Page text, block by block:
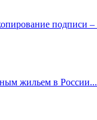
подписи –
жильем в России...